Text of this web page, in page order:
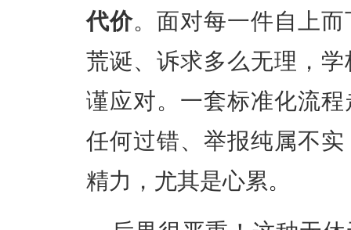
代价。面对每一件自上
荒诞、诉求多么无理，
谨应对。一套标准化流
任何过错、举报纯属不
精力，尤其是心累。